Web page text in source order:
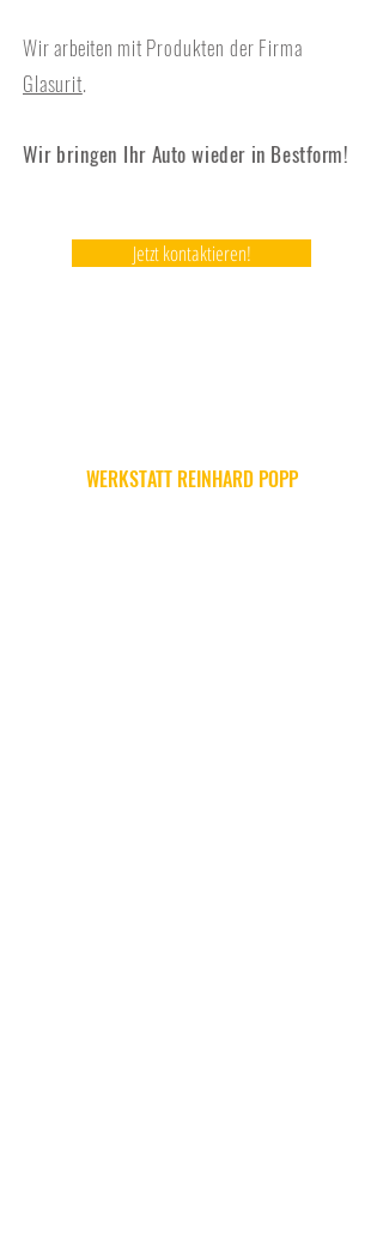
Wirarbeiten mit Produkten der Firma
Glasurit.
Wir bringen Ihr Auto wieder in Bestform!
Jetzt kontaktieren!
WERKSTATT REINHARD POPP